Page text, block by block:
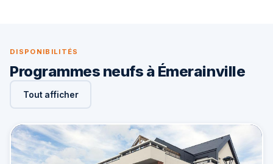
DISPONIBILITÉS
Programmes neufs à Émerainville
Tout afficher